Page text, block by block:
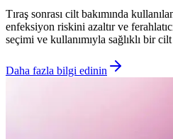
Tıraş sonrası cilt bakımında
enfeksiyon riskini azaltır ve
seçimi ve kullanımıyla sağlıklı bir
Daha fazla bilgi edinin